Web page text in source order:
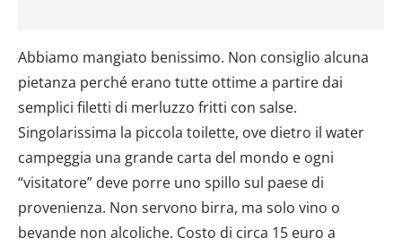
Abbiamo mangiato benissimo. Non consiglio alcuna
pietanza perché erano tutte ottime a partire dai
semplici filetti di merluzzo fritti con salse.
Singolarissima la piccola toilette, ove dietro il water
campeggia una grande carta del mondo e ogni
“visitatore” deve porre uno spillo sul paese di
provenienza. Non servono birra, ma solo vino o
bevande non alcoliche. Costo di circa 15 euro a